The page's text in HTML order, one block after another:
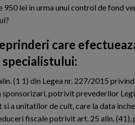
950 lei in urma unui control de fond
care
(1 1) din Legea nr. 227/2015
sponsorizari, potrivit prevederilor
a unitatilor de cult, care la data
fiscale potrivit art. 25 alin.